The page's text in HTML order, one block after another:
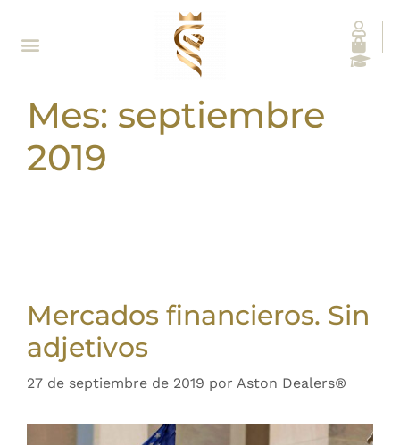
Mes: septiembre
2019
Mercados financieros. Sin
adjetivos
27 de septiembre de 2019 por Aston Dealers®